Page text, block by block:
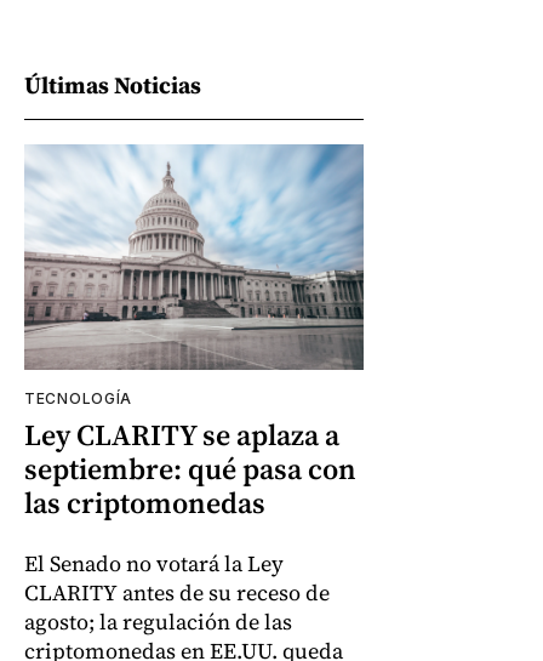
Últimas Noticias
TECNOLOGÍA
Ley CLARITY se aplaza a
septiembre: qué pasa con
las criptomonedas
El Senado no votará la Ley
CLARITY antes de su receso de
agosto; la regulación de las
criptomonedas en EE.UU. queda